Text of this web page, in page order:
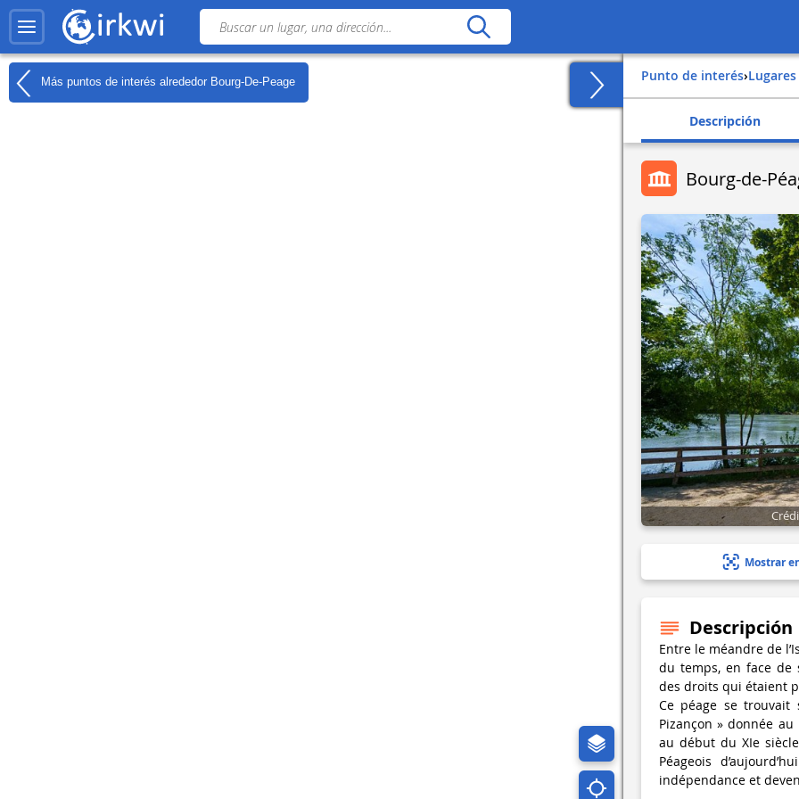
Más puntos de interés alrededor Bourg-De-Peage Punto de interés›
Descripción
Bourg-de-
Mostrar
Descripción
Entre le méandre de
du temps, en face de
des droits qui étaient
Ce péage se trouvait
Pizançon » donnée
au début du XIe
Péageois
indépendance et